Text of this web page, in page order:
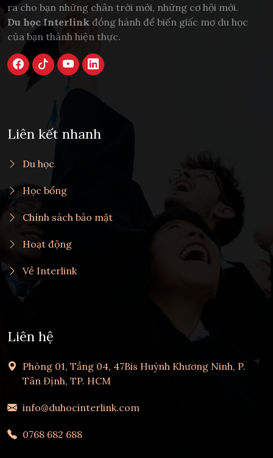
ra cho bạn những chân trời mới, những cơ hội mới.
Du học Interlink đồng hành để biến giấc mơ du học
của bạn thành hiện thực.
Liên kết nhanh
Du học
Học bổng
Chính sách bảo mật
Hoạt động
Về Interlink
Liên hệ
Phòng 01, Tầng 04, 47Bis Huỳnh Khương Ninh, P.
Tân Định, TP. HCM
info@duhocinterlink.com
0768 682 688